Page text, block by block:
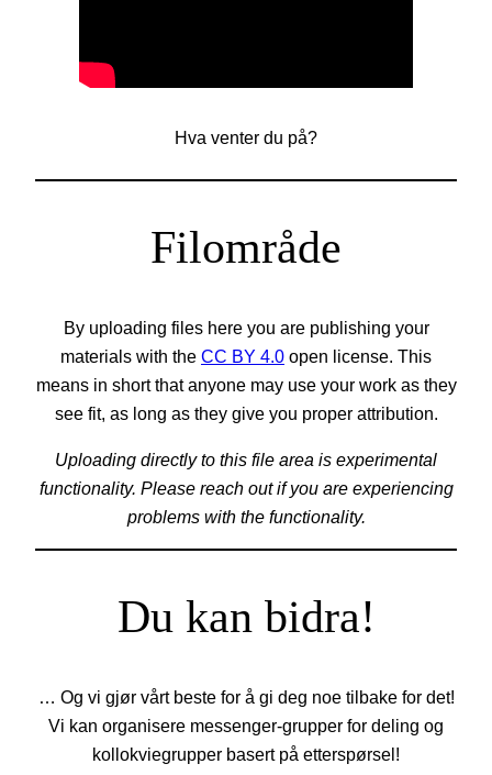
Hva venter du på?
Filområde
By uploading files here you are publishing your
materials with the CC BY 4.0 open license. This
means in short that anyone may use your work as they
see fit, as long as they give you proper attribution.
Uploading directly to this file area is experimental
functionality. Please reach out if you are experiencing
problems with the functionality.
Du kan bidra!
… Og vi gjør vårt beste for å gi deg noe tilbake for det!
Vi kan organisere messenger-grupper for deling og
kollokviegrupper basert på etterspørsel!